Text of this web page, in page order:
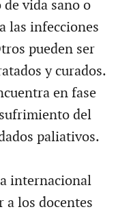
vida sano o
las infecciones
pueden ser
y curados.
en fase
del
paliativos.
internacional
a los docentes